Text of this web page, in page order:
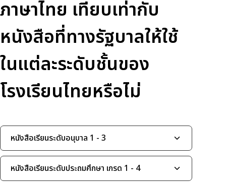
ภาษาไทย เทียบเท่ากับ
หนังสือที่ทางรัฐบาลให้ใช้
ในแต่ละระดับชั้นของ
โรงเรียนไทยหรือไม่
หนังสือเรียนระดับอนุบาล 1 - 3
หนังสือเรียนระดับประถมศึกษา เกรด 1 - 4